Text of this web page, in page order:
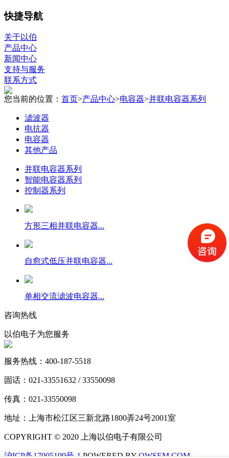
快捷导航
关于以伯
产品中心
新闻中心
支持与服务
联系方式
您当前的位置： 首页>产品中心>电容器>并联电容器系列
滤波器
电抗器
电容器
其他产品
并联电容器系列
智能电容器系列
控制器系列
方形三相并联电容器...
自愈式低压并联电容器...
单相交流滤波电容器...
咨询热线
以伯电子为您服务
服务热线：400-187-5518
固话：021-33551632 / 33550098
传真：021-33550098
地址：上海市松江区三新北路1800弄24号2001室
COPYRIGHT © 2020 上海以伯电子有限公司
沪ICP备17005199号-1POWERED BYQWSEM.COM